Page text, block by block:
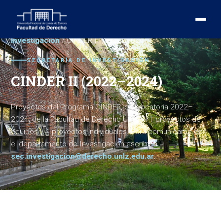
Investigación/ CINDER II (2022–2024)
SECRETARÍA DE INVESTIGACIÓN
CINDER II (2022–2024)
Proyectos del Programa CINDER, convocatoria 2022–
2024, de la Facultad de Derecho UNLZ: 11 proyectos de
equipos y 4 proyectos individuales. Para comunicarse con
el departamento de Investigación escribir a
sec.investigacion@derecho.unlz.edu.ar.